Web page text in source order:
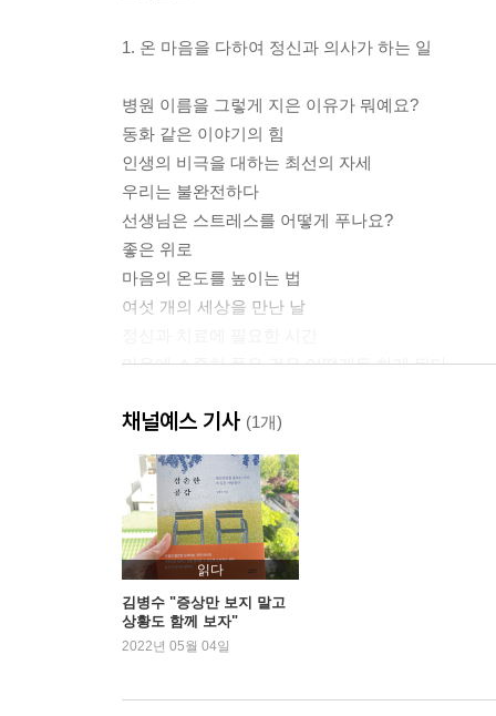
1. 온 마음을 다하여 정신과 의사가 하는 일
병원 이름을 그렇게 지은 이유가 뭐예요?
동화 같은 이야기의 힘
인생의 비극을 대하는 최선의 자세
우리는 불완전하다
선생님은 스트레스를 어떻게 푸나요?
좋은 위로
마음의 온도를 높이는 법
여섯 개의 세상을 만난 날
마음에 소중히 품은 것은 어떻게든 하게 된다
세상을 지탱하는 중간치
인생의 사사분면
처방의 불가능성
잘 질문하는 직업
원포인트 레슨 같은 상담
이별을 목표로 하는 일
심리치료의 목표
2. 복잡한 일은 뒤로 하고 행복해지는 법
채널예스 기사 (1개)
읽다
김병수 "증상만 보지 말고
상황도 함께 보자"
2022년 05월 04일